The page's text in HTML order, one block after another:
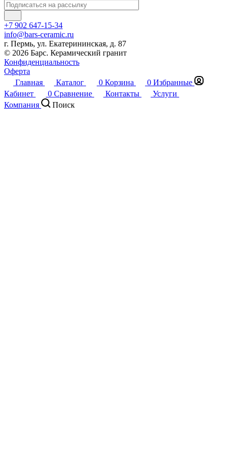
+7 902 647-15-34
info@bars-ceramic.ru
г. Пермь, ул. Екатерининская, д. 87
© 2026 Барс. Керамический гранит
Конфиденциальность
Оферта
Главная
Каталог 0 Корзина 0 Избранные
Кабинет
0 Сравнение Контакты
Услуги
Компания
Поиск